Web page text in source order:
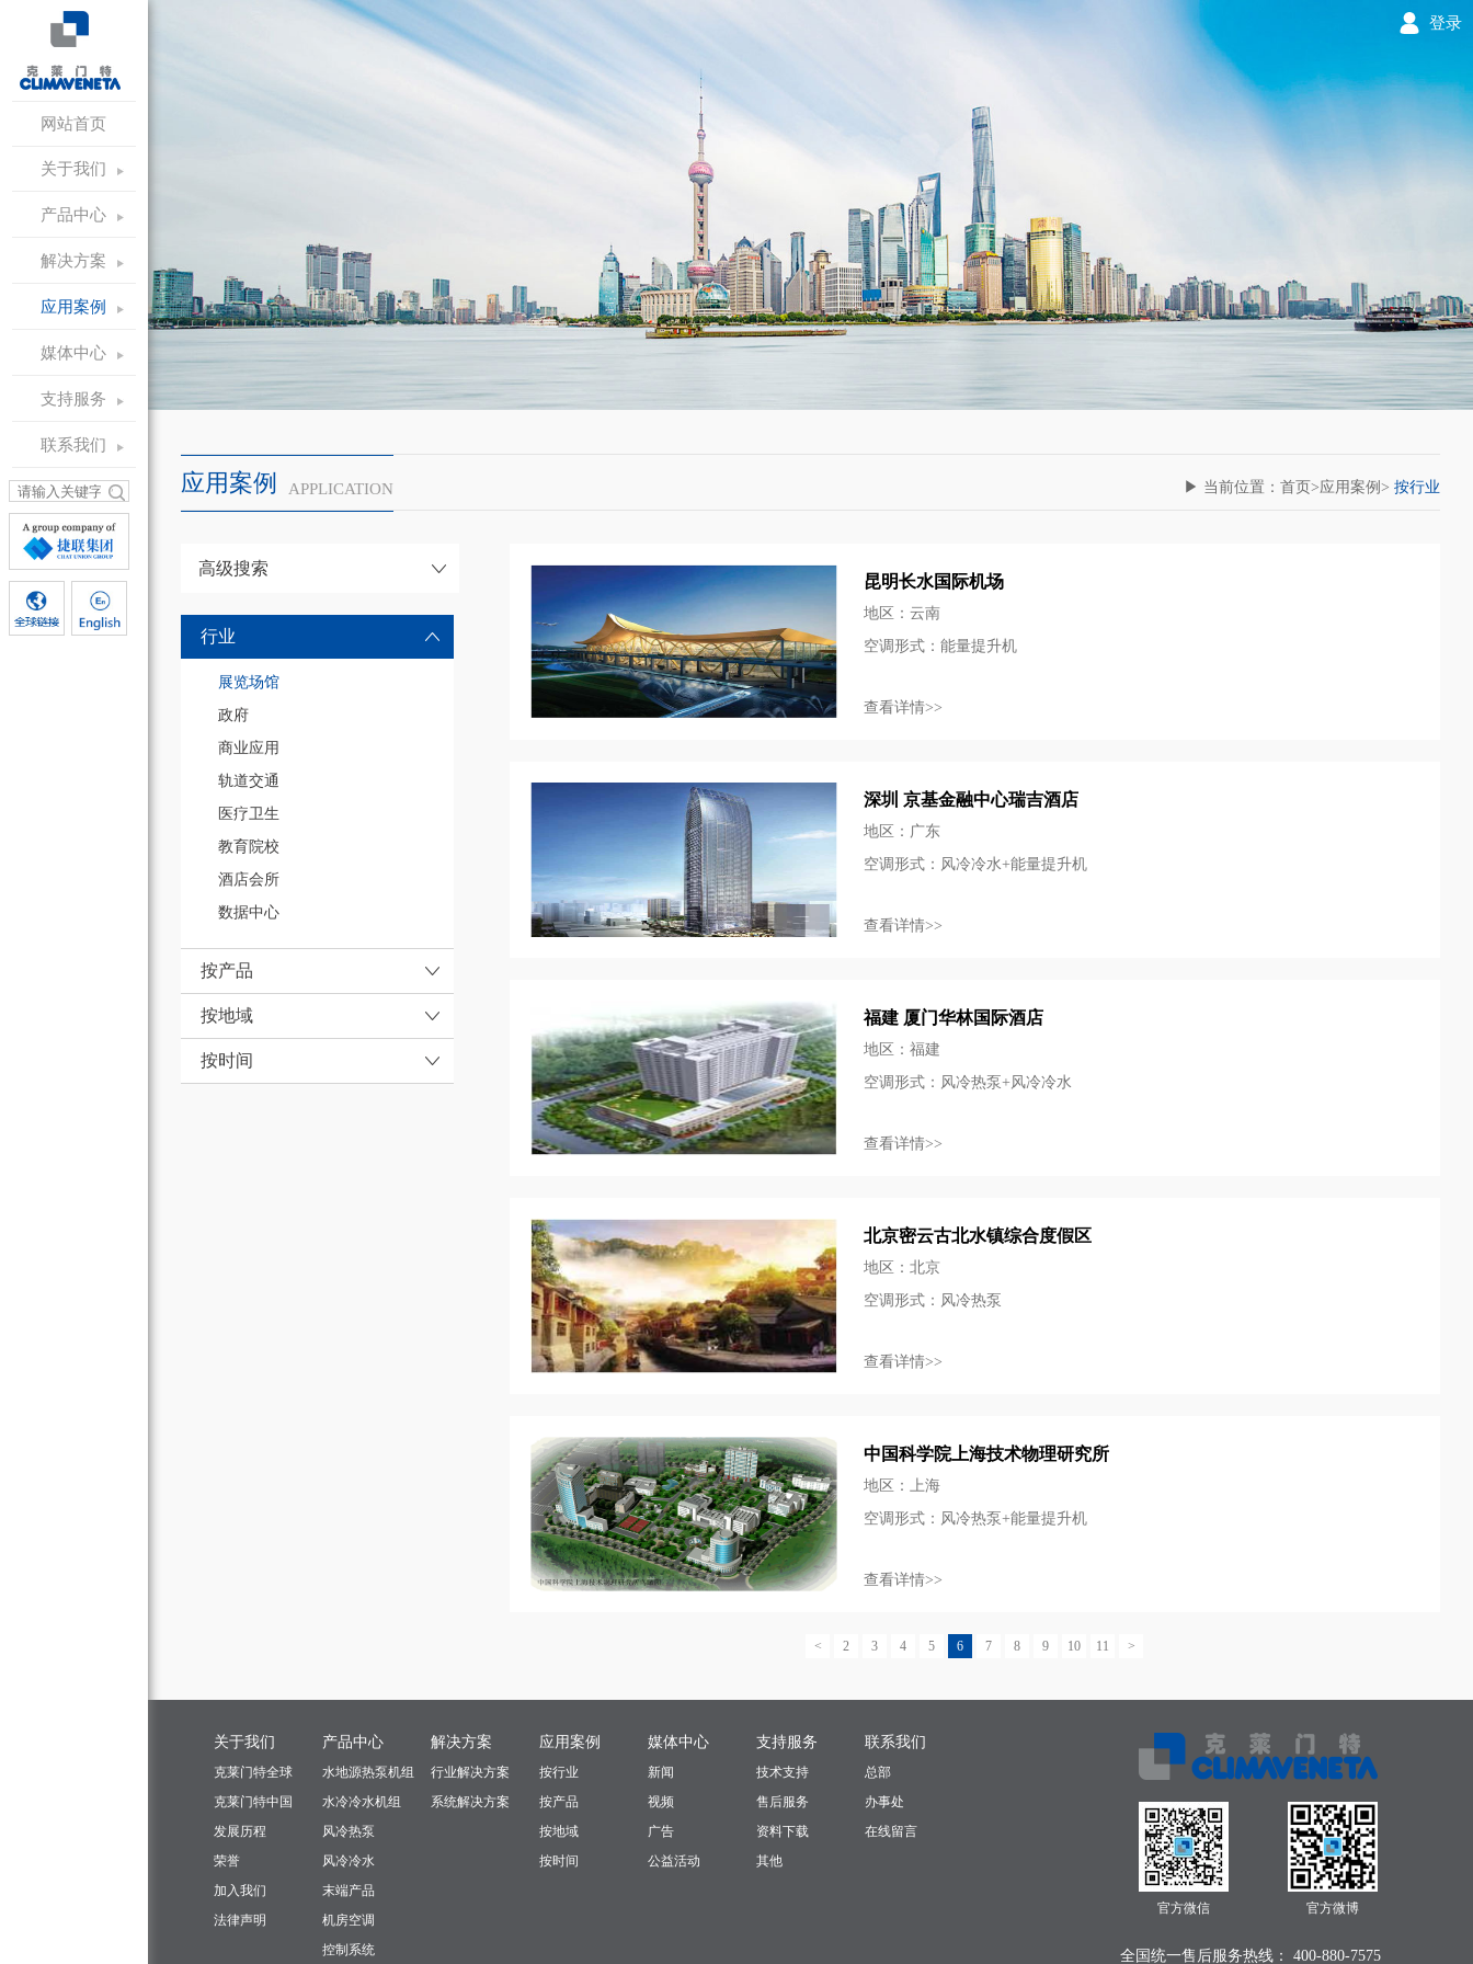
网站首页
关于我们
产品中心
解决方案
应用案例
媒体中心
支持服务
联系我们
登录
应用案例 APPLICATION ▶ 当前位置：首页>应用案例> 按行业
高级搜索
行业
展览场馆
政府
商业应用
轨道交通
医疗卫生
教育院校
酒店会所
数据中心
按产品
按地域
按时间
昆明长水国际机场
地区：云南
空调形式：能量提升机
查看详情>>
深圳 京基金融中心瑞吉酒店
地区：广东
空调形式：风冷冷水+能量提升机
查看详情>>
福建 厦门华林国际酒店
地区：福建
空调形式：风冷热泵+风冷冷水
查看详情>>
北京密云古北水镇综合度假区
地区：北京
空调形式：风冷热泵
查看详情>>
中国科学院上海技术物理研究所
地区：上海
空调形式：风冷热泵+能量提升机
查看详情>>
< 2 3 4 5 6 7 8 9 10 11 >
关于我们
克莱门特全球
克莱门特中国
发展历程
荣誉
加入我们
法律声明
产品中心
水地源热泵机组
水冷冷水机组
风冷热泵
风冷冷水
末端产品
机房空调
控制系统
解决方案
行业解决方案
系统解决方案
应用案例
按行业
按产品
按地域
按时间
媒体中心
新闻
视频
广告
公益活动
支持服务
技术支持
售后服务
资料下载
其他
联系我们
总部
办事处
在线留言
官方微信 官方微博
全国统一售后服务热线： 400-880-7575